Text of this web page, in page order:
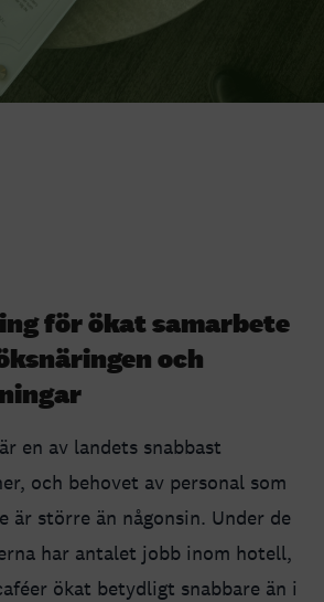
för ökat samarbete
och
en av landets snabbast
och behovet av personal som
är större än någonsin. Under de
har antalet jobb inom hotell,
ökat betydligt snabbare än i